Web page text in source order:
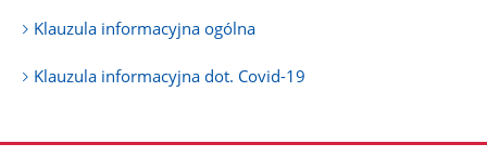
Klauzula informacyjna ogólna
Klauzula informacyjna dot. Covid-19